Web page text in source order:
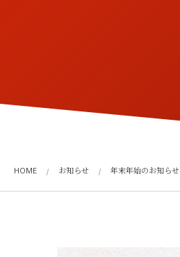
HOME お知らせ 年末年始のお知らせ